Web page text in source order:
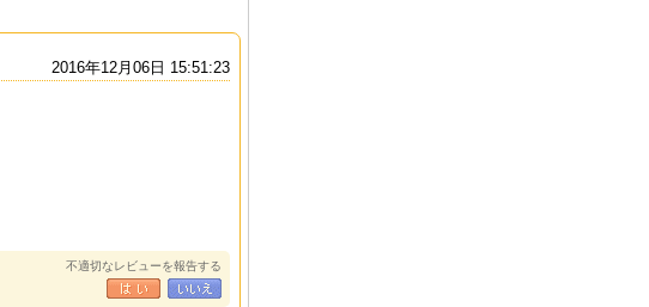
2016年12月06日 15:51:23
不適切なレビューを報告する